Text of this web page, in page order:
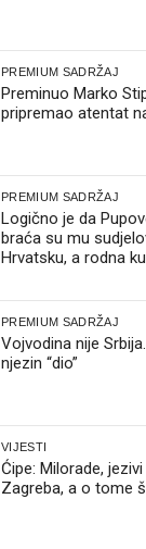
PREMIUM SADRŽAJ
Preminuo Marko
pripremao atentat
PREMIUM SADRŽAJ
Logično je da
braća su mu
Hrvatsku, a rodna
PREMIUM SADRŽAJ
Vojvodina nije
njezin “dio”
VIJESTI
Ćipe: Milorade,
Zagreba, a o tome